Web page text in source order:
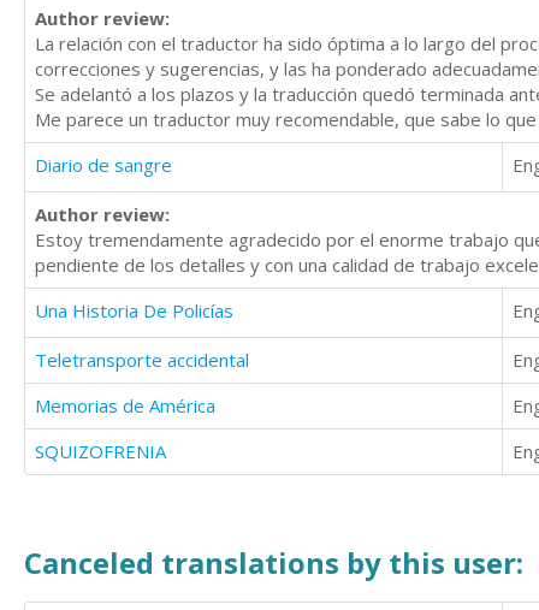
Author review:
La relación con el traductor ha sido óptima a lo largo del
correcciones y sugerencias, y las ha ponderado
Se adelantó a los plazos y la traducción quedó terminada
Me parece un traductor muy recomendable, que sabe lo
Diario de sangre
Author review:
Estoy tremendamente agradecido por el enorme trabajo
pendiente de los detalles y con una calidad de trabajo
Una Historia De Policías
Teletransporte accidental
Memorias de América
SQUIZOFRENIA
Canceled translations by this user: